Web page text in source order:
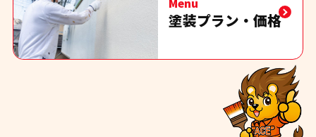
塗装プラン・価格